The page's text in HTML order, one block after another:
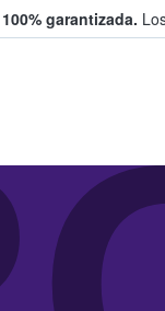
garantizada.